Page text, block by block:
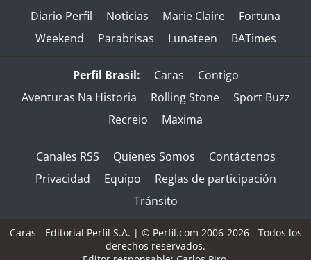
Diario Perfil Noticias Marie Claire
Fortuna
Weekend
Parabrisas Lunateen BATimes
Perfil Brasil: Caras
Contigo
Aventuras Na Historia
Rolling Stone
Sport Buzz
Recreio
Maxima
Canales RSS Quienes Somos
Contáctenos
Privacidad
Equipo
Reglas de participación
Tránsito
Caras - Editorial Perfil S.A. | © Perfil.com 2006-2026 - Todos los
derechos reservados.